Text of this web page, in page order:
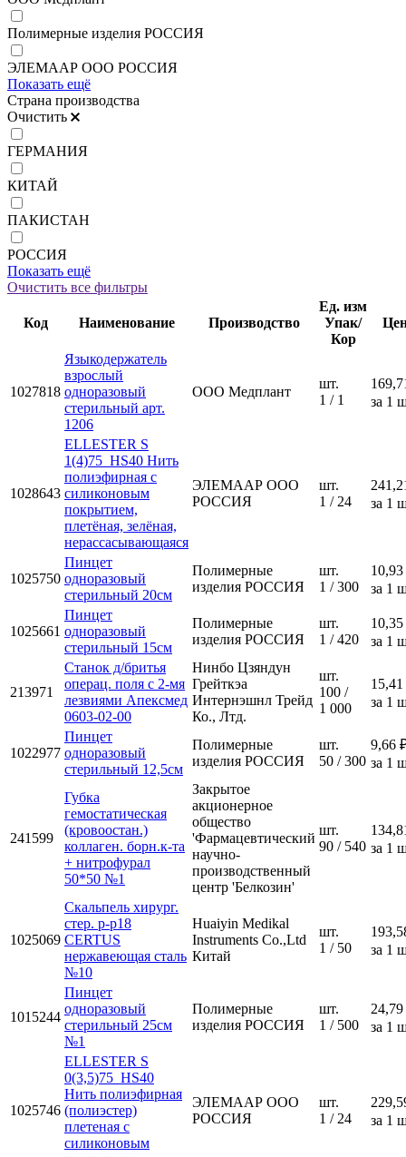
Полимерные изделия РОССИЯ
ЭЛЕМААР ООО РОССИЯ
Показать ещё
Страна производства
Очистить
ГЕРМАНИЯ
КИТАЙ
ПАКИСТАН
РОССИЯ
Показать ещё
Очистить все фильтры
Код Наименование Производство
Ед. изм
Упак/
Кор
1027818
Языкодержатель
взрослый
одноразовый
стерильный арт.
1206
ООО Медплант
шт.
1 / 1
за 1
1028643
ELLESTER S
1(4)75_HS40 Нить
полиэфирная с
силиконовым
покрытием,
плетёная, зелёная,
нерассасывающаяся
ЭЛЕМААР ООО
РОССИЯ
шт.
1 / 24
за 1
1025750
Пинцет
одноразовый
стерильный 20см
Полимерные
изделия РОССИЯ
шт.
1 / 300
за 1
1025661
Пинцет
одноразовый
стерильный 15см
Полимерные
изделия РОССИЯ
шт.
1 / 420
за 1
213971
Станок д/бритья
операц. поля с 2-мя
лезвиями Апексмед
0603-02-00
Нинбо Цзяндун
Грейткэа
Интернэшнл Трейд
Ко., Лтд.
шт.
100 /
1 000
за 1
1022977
Пинцет
одноразовый
стерильный 12,5см
Полимерные
изделия РОССИЯ
шт.
50 / 300
9,66
за 1
241599
Губка
гемостатическая
(кровоостан.)
коллаген. борн.к-та
+ нитрофурал
50*50 №1
Закрытое
акционерное
общество
'Фармацевтический
научно-
производственный
центр 'Белкозин'
шт.
90 / 540 за 1
1025069
Скальпель хирург.
стер. р-р18
CERTUS
нержавеющая сталь
№10
Huaiyin Medikal
Instruments Co.,Ltd
Китай
шт.
1 / 50
за 1
1015244
Пинцет
одноразовый
стерильный 25см
№1
Полимерные
изделия РОССИЯ
шт.
1 / 500
за 1
1025746
ELLESTER S
0(3,5)75_HS40
Нить полиэфирная
(полиэстер)
плетеная с
силиконовым
ЭЛЕМААР ООО
РОССИЯ
шт.
1 / 24
за 1